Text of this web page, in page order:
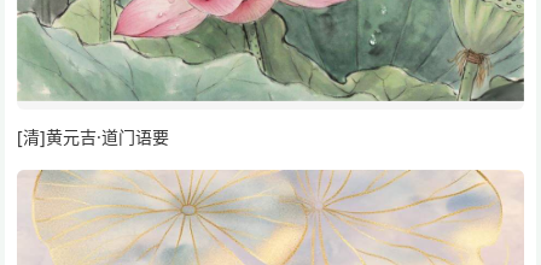
[清]黄元吉·道门语要